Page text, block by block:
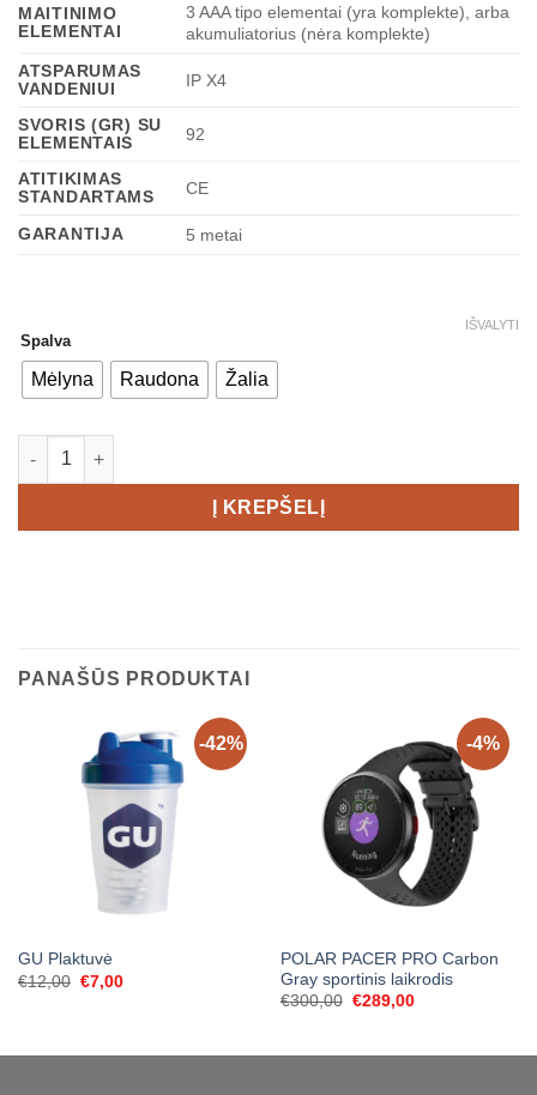
MAITINIMO
ELEMENTAI
3 AAA tipo elementai (yra komplekte), arba
akumuliatorius (nėra komplekte)
ATSPARUMAS
VANDENIUI
IP X4
SVORIS (GR) SU
ELEMENTAIS
92
ATITIKIMAS
STANDARTAMS
CE
GARANTIJA 5 metai
Spalva
Mėlyna Raudona Žalia
IŠVALYTI
produkto kiekis: Petzl TIKKINA 300 LM
Į KREPŠELĮ
PANAŠŪS PRODUKTAI
-42%
GU Plaktuvė
€12,00 Original
price
€7,00Current
-4%
POLAR PACER PRO Carbon
Gray sportinis laikrodis
€300,00 Original
€289,00Current